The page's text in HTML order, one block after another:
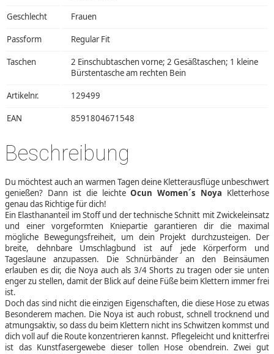
Geschlecht Frauen
Passform Regular Fit
Taschen
2 Einschubtaschen vorne; 2 Gesäßtaschen; 1 kleine
Bürstentasche am rechten Bein
Artikelnr. 129499
EAN 8591804671548
Beschreibung
Du möchtest auch an warmen Tagen deine Kletterausflüge unbeschwert
genießen? Dann ist die leichteOcun Women´s Noya Kletterhose
genau das Richtige für dich!
Ein Elasthananteil im Stoff und der technische Schnitt mit Zwickeleinsatz
und einer vorgeformten Kniepartie garantieren dir die maximal
mögliche Bewegungsfreiheit, um dein Projekt durchzusteigen. Der
breite, dehnbare Umschlagbund ist auf jede Körperform und
Tageslaune anzupassen. Die Schnürbänder an den Beinsäumen
erlauben es dir, die Noya auch als 3/4 Shorts zu tragen oder sie unten
enger zu stellen, damit der Blick auf deine Füße beim Klettern immer frei
ist.
Doch das sind nicht die einzigen Eigenschaften, die diese Hose zu etwas
Besonderem machen. Die Noya ist auch robust, schnell trocknend und
atmungsaktiv, so dass du beim Klettern nicht ins Schwitzen kommst und
dich voll auf die Route konzentrieren kannst. Pflegeleicht und knitterfrei
ist das Kunstfasergewebe dieser tollen Hose obendrein. Zwei gut